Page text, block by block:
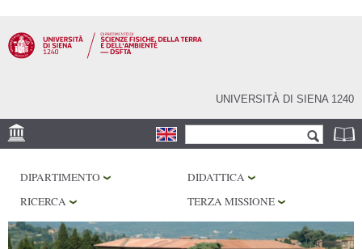
contenuto
principale
UNIVERSITÀ DI SIENA 1240
Form di ricerca
MUSEI
OSSERVATORIO
DIPARTIMENTO
DIDATTICA
RICERCA
TERZA MISSIONE